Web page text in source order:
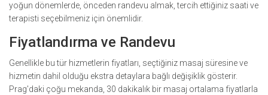
yoğun dönemlerde, önceden randevu almak, tercih ettiğiniz saati ve
terapisti seçebilmeniz için önemlidir.
Fiyatlandırma ve Randevu
Genellikle bu tür hizmetlerin fiyatları, seçtiğiniz masaj süresine ve
hizmetin dahil olduğu ekstra detaylara bağlı değişiklik gösterir.
Prag'daki çoğu mekanda, 30 dakikalık bir masaj ortalama fiyatlarla